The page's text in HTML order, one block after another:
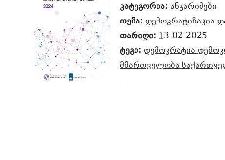
კატეგორია: ანგარიშები
თემა: დემოკრატიზაცია
თარიღი: 13-02-2025
ტეგი: დემოკრატია
მმართველობა